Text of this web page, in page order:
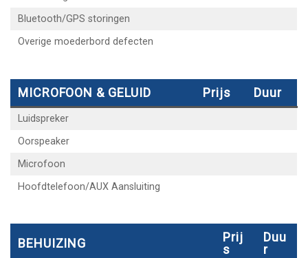
Bluetooth/GPS storingen
Overige moederbord defecten
MICROFOON & GELUID Prijs Duur
Luidspreker
Oorspeaker
Microfoon
Hoofdtelefoon/AUX Aansluiting
BEHUIZING
Prij
S
Duu
R